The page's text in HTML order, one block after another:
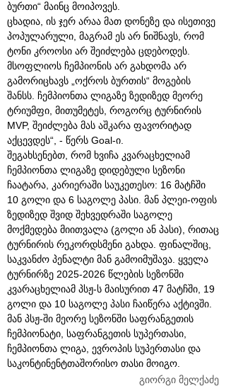
ბურთი“ მაინც მოიპოვეს.
ცხადია, ის ჯერ არაა მათ დონეზე და ისეთივე
პოპულარული, მაგრამ ეს არ ნიშნავს, რომ
ტონი კროოსი არ შეიძლება ცდებოდეს.
მსოფლიოს ჩემპიონის არ გახდომა არ
გამორიცხავს „ოქროს ბურთის“ მოგების
შანსს. ჩემპიონთა ლიგაზე ზედიზედ მეორე
ტრიუმფი, მითუმეტეს, როგორც ტურნირის
MVP, შეიძლება მას აშკარა ფავორიტად
აქცევდეს“, - წერს Goal-ი.
შეგახსენებთ, რომ ხვიჩა კვარაცხელიამ
ჩემპიონთა ლიგაზე დიდებული სეზონი
ჩაატარა, კარიერაში საუკეთესო: 16 მატჩში
10 გოლი და 6 საგოლე პასი. მან პლეი-ოფის
ზედიზედ შვიდ შეხვედრაში საგოლე
მოქმედება მიითვალა (გოლი ან პასი), რითაც
ტურნირის რეკორდსმენი გახდა. ფინალშიც,
საკვანძო პენალტი მან გამოიმუშავა. ყველა
ტურნირზე 2025-2026 წლების სეზონში
კვარაცხელიამ პსჟ-ს მაისურით 47 მატჩში, 19
გოლი და 10 საგოლე პასი ჩაიწერა აქტივში.
მან პსჟ-ში მეორე სეზონში საფრანგეთის
ჩემპიონატი, საფრანგეთის სუპერთასი,
ჩემპიონთა ლიგა, ევროპის სუპერთასი და
საკონტინენტთაშორისო თასი მოიგო.
გიორგი მელქაძე